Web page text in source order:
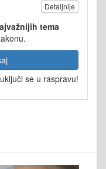
Detaljnije
tema
se u raspravu!